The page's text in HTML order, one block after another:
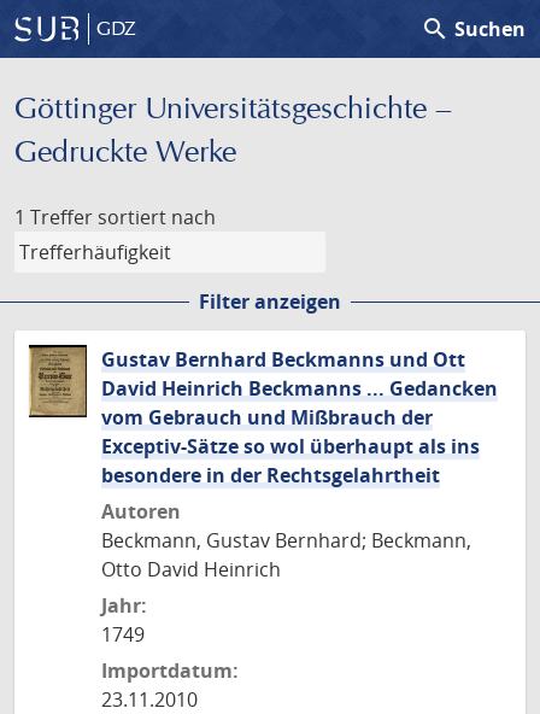
GDZ search Suchen
Göttinger Universitäts­geschichte –
Gedruckte Werke
1 Treffer sortiert nach
Filter anzeigen
Gustav Bernhard Beckmanns und Ott
David Heinrich Beckmanns ... Gedancken
vom Gebrauch und Mißbrauch der
Exceptiv-Sätze so wol überhaupt als ins
besondere in der Rechtsgelahrtheit
Autoren
Beckmann, Gustav Bernhard; Beckmann,
Otto David Heinrich
Jahr:
1749
Importdatum:
23.11.2010